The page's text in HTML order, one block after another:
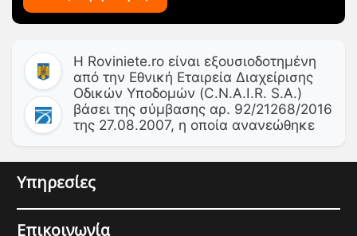
Η Roviniete.ro είναι εξουσιοδοτημένη
από την Εθνική Εταιρεία Διαχείρισης
Οδικών Υποδομών (C.N.A.I.R. S.A.)
βάσει της σύμβασης αρ. 92/21268/2016
της 27.08.2007, η οποία ανανεώθηκε
Υπηρεσίες
Επικοινωνία